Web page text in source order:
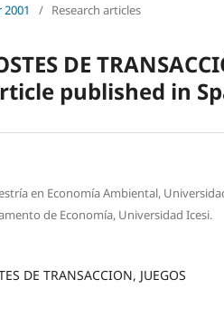
2001 / Research articles
DE
published in
en Economía Ambiental,
de Economía, Universidad Icesi.
DE TRANSACCION, JUEGOS